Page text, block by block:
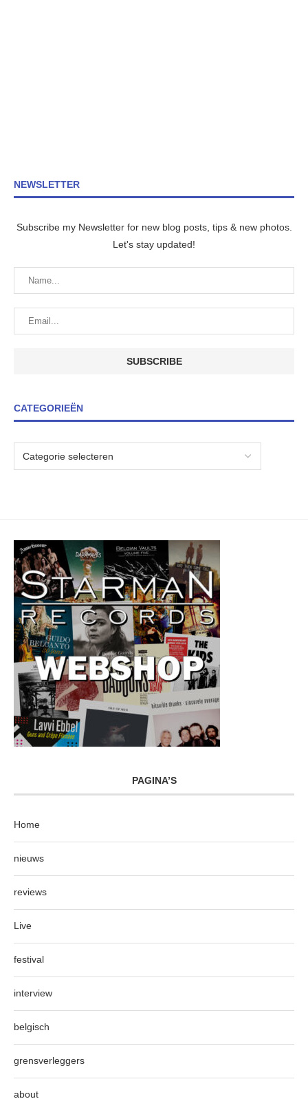
NEWSLETTER
Subscribe my Newsletter for new blog posts, tips & new photos.
Let's stay updated!
CATEGORIEËN
PAGINA’S
Home
nieuws
reviews
Live
festival
interview
belgisch
grensverleggers
about